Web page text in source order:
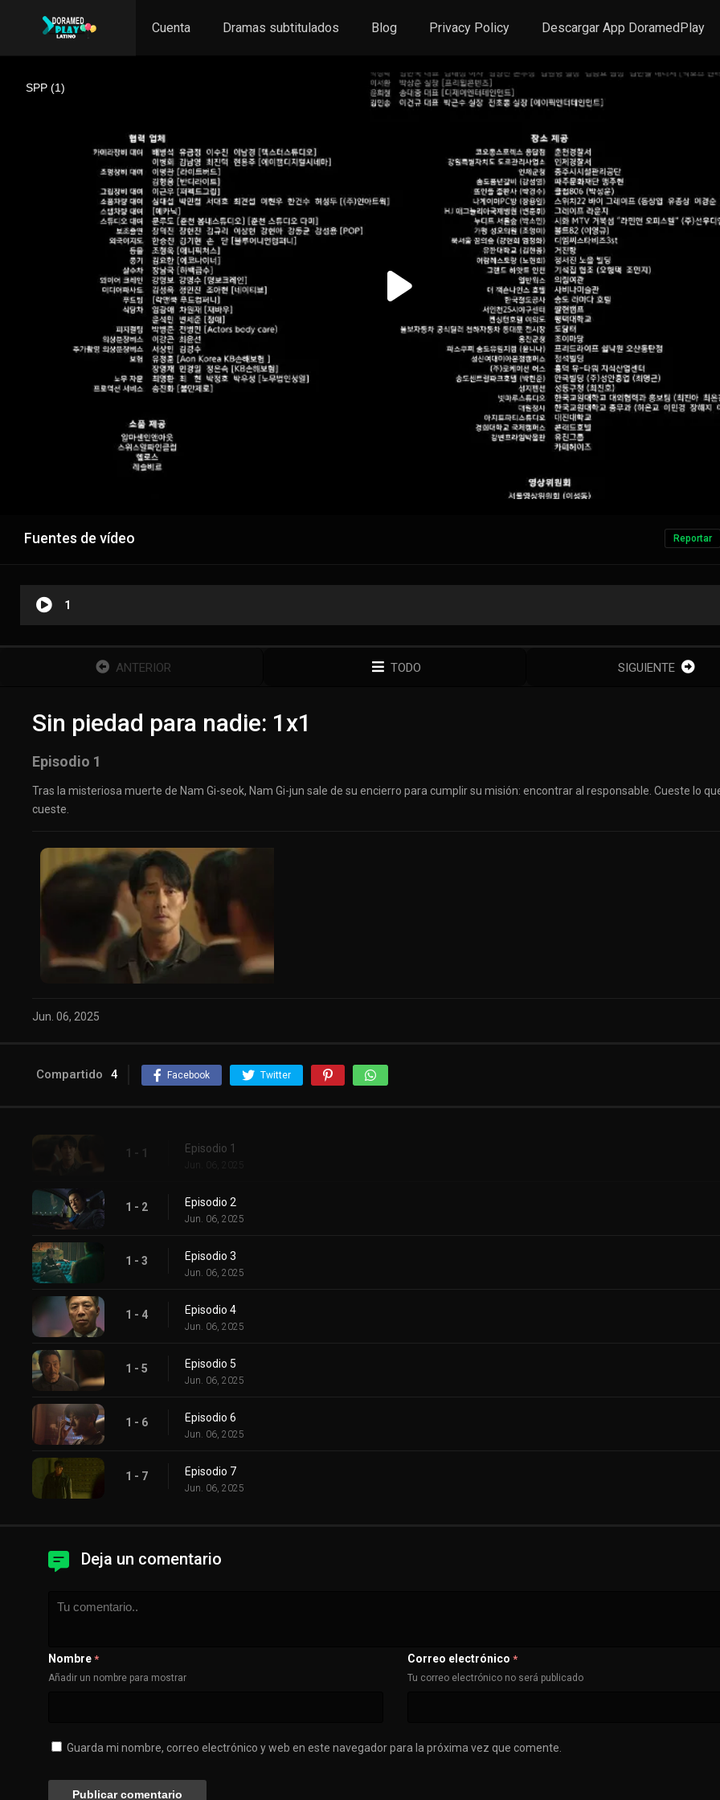
Cuenta Dramas subtitulados Blog Privacy Policy Descargar App DoramedPlay
Fuentes de vídeo Reportar
1
ANTERIOR TODO SIGUIENTE
Sin piedad para nadie: 1x1
Episodio 1
Tras la misteriosa muerte de Nam Gi-seok, Nam Gi-jun sale de su encierro para cumplir su misión: encontrar al responsable. Cueste lo
cueste.
Jun. 06, 2025
Compartido 4 Facebook Twitter
1 - 1 Episodio 1
Jun. 06, 2025
1 - 2 Episodio 2
Jun. 06, 2025
1 - 3 Episodio 3
Jun. 06, 2025
1 - 4 Episodio 4
Jun. 06, 2025
1 - 5 Episodio 5
Jun. 06, 2025
1 - 6 Episodio 6
Jun. 06, 2025
1 - 7 Episodio 7
Jun. 06, 2025
Deja un comentario
Nombre *
Añadir un nombre para mostrar
Correo electrónico *
Tu correo electrónico no será publicado
Guarda mi nombre, correo electrónico y web en este navegador para la próxima vez que comente.